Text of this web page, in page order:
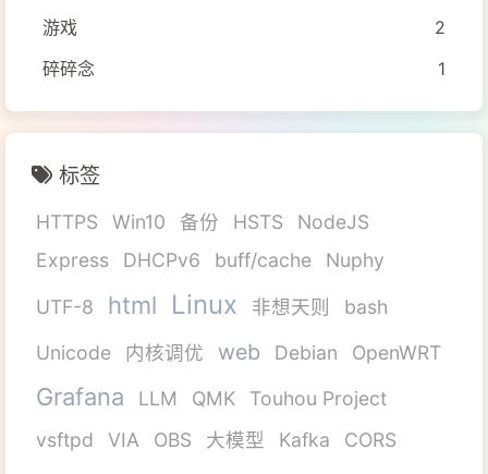
游戏
2
碎碎念
1
标签
HTTPS Win10 备份 HSTS
NodeJS
Express
DHCPv6 buff/cache Nuphy
UTF-8 html Linux 非想天则
bash
Unicode
内核调优 web Debian OpenWRT
Grafana LLM QMK
Touhou Project
vsftpd
VIA OBS 大模型 Kafka
CORS